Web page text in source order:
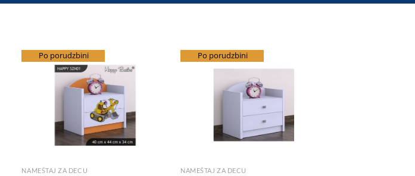
besplatna dostava
Po porudzbini
Add to Wishlist
NAMEŠTAJ ZA DECU
besplatna dostava
Po porudzbini
Add to Wishlist
NAMEŠTAJ ZA DECU